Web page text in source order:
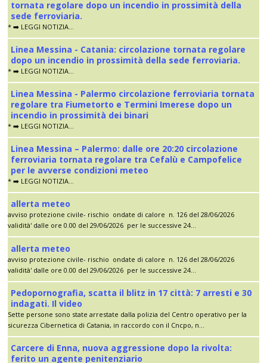
tornata regolare dopo un incendio in prossimità della
sede ferroviaria.
* ➡️ LEGGI NOTIZIA...
Linea Messina - Catania: circolazione tornata regolare
dopo un incendio in prossimità della sede ferroviaria.
* ➡️ LEGGI NOTIZIA...
Linea Messina - Palermo circolazione ferroviaria tornata
regolare tra Fiumetorto e Termini Imerese dopo un
incendio in prossimità dei binari
* ➡️ LEGGI NOTIZIA...
Linea Messina – Palermo: dalle ore 20:20 circolazione
ferroviaria tornata regolare tra Cefalù e Campofelice
per le avverse condizioni meteo
* ➡️ LEGGI NOTIZIA...
allerta meteo
avviso protezione civile- rischio ondate di calore n. 126 del 28/06/2026
validità' dalle ore 0.00 del 29/06/2026 per le successive 24...
allerta meteo
avviso protezione civile- rischio ondate di calore n. 126 del 28/06/2026
validità' dalle ore 0.00 del 29/06/2026 per le successive 24...
Pedopornografia, scatta il blitz in 17 città: 7 arresti e 30
indagati. Il video
Sette persone sono state arrestate dalla polizia del Centro operativo per la
sicurezza Cibernetica di Catania, in raccordo con il Cncpo, n...
Carcere di Enna, nuova aggressione dopo la rivolta:
ferito un agente penitenziario